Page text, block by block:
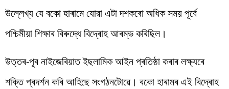
উল্লেখ্য যে বকো হাৰামে যোৱা এটা দশকৰো অধিক সময় পূৰ্বে
পশ্চিমীয়া শিক্ষাৰ বিৰুদ্ধে বিদ্ৰোহ আৰম্ভ কৰিছিল।
উত্তৰ-পূব নাইজেৰিয়াত ইছলামিক আইন প্ৰতিষ্ঠা কৰাৰ লক্ষ্যৰে
শক্তি প্ৰদৰ্শন কৰি আহিছে সংগঠনটোৱে। বকো হাৰামৰ এই বিদ্ৰোহ